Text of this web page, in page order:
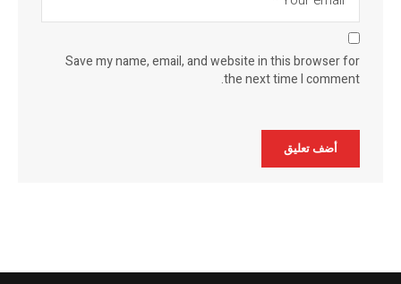
Save my name, email, and website in this browser for
the next time I comment.